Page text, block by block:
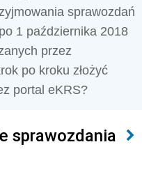
sprawozdań
1 października 2018
przez
po kroku złożyć
portal eKRS?
sprawozdania